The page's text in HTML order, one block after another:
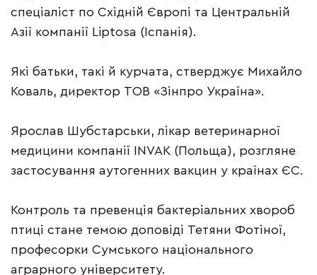
спеціаліст по Східній Європі та Центральній
Азії компанії Liptosa (Іспанія).
Які батьки, такі й курчата, стверджує Михайло
Коваль, директор ТОВ «Зінпро Україна».
Ярослав Шубстарськи, лікар ветеринарної
медицини компанії INVAK (Польща), розгляне
застосування аутогенних вакцин у країнах ЄС.
Контроль та превенція бактеріальних хвороб
птиці стане темою доповіді Тетяни Фотіної,
професорки Сумського національного
аграрного університету.